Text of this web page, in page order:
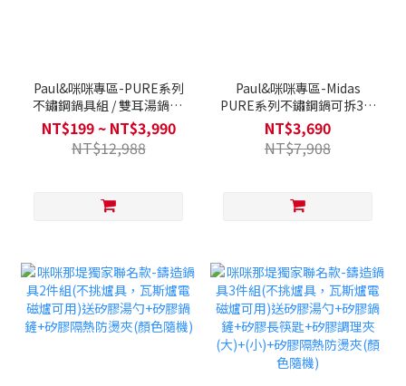
Paul&咪咪專區-PURE系列
不鏽鋼鍋具組 / 雙耳湯鍋24
公分 / 蒸籠24公分 / 炒鍋32
公分 / 木製鍋鏟、湯勺(不挑
爐具/瓦斯爐電磁爐可用)
NT$199 ~ NT$3,990
NT$12,988
Paul&咪咪專區-Midas
PURE系列不鏽鋼鍋可拆3鍋
8件組(不挑爐具，瓦斯爐、
電磁爐、IH爐等都可使用)
送木製鍋鏟、湯勺
NT$3,690
NT$7,908